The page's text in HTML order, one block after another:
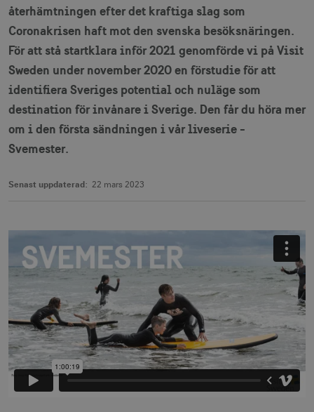
återhämtningen efter det kraftiga slag som
Coronakrisen haft mot den svenska besöksnäringen.
För att stå startklara inför 2021 genomförde vi på Visit
Sweden under november 2020 en förstudie för att
identifiera Sveriges potential och nuläge som
destination för invånare i Sverige. Den får du höra mer
om i den första sändningen i vår liveserie -
Svemester.
Senast uppdaterad: 22 mars 2023